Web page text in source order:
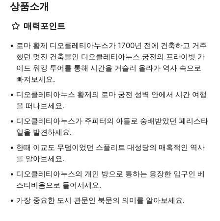
상품소개
매력포인트
로마 황제 디오클레티아누스가 1700년 전에 건축하고 거주
했던 멋진 건축물인 디오클레티아누스 궁전의 프라이빗 가
이드 워킹 투어를 통해 시간을 거슬러 올라가 역사 속으로
빠져보세요.
디오클레티아누스 황제의 로마 궁전 성벽 안에서 시간 여행
을 떠나보세요.
디오클레티아누스가 주피터의 아들로 숭배받았던 페리스타
일을 발견하세요.
한때 이교도 무덤이었던 스플리트 대성당의 매혹적인 역사
를 알아보세요.
디오클레티아누스의 개인 방으로 통하는 웅장한 입구인 베
스티비움으로 들어서세요.
가장 중요한 도시 관문인 북문의 의미를 알아보세요.